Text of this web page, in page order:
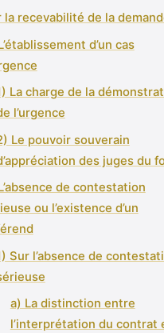
la recevabilité de la
d’un cas
La charge de la
l’urgence
Le pouvoir souverain
des juges du
de contestation
ou l’existence d’un
Sur l’absence de
a) La distinction entre
l’interprétation du contrat